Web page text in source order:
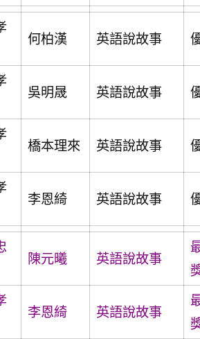
何柏漢 英語說故事
吳明晟 英語說故事
橋本理來 英語說故事
李恩綺 英語說故事
陳元曦 英語說故事
李恩綺 英語說故事